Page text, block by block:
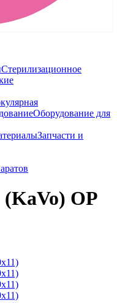
Стерилизационное
Оборудование для
Запчасти и
OP